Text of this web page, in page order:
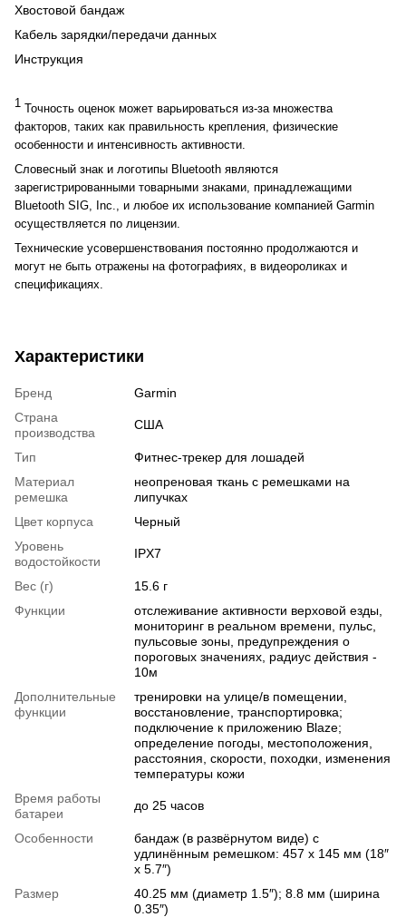
Хвостовой бандаж
Кабель зарядки/передачи данных
Инструкция
1 Точность оценок может варьироваться из-за множества
факторов, таких как правильность крепления, физические
особенности и интенсивность активности.
Словесный знак и логотипы Bluetooth являются
зарегистрированными товарными знаками, принадлежащими
Bluetooth SIG, Inc., и любое их использование компанией Garmin
осуществляется по лицензии.
Технические усовершенствования постоянно продолжаются и
могут не быть отражены на фотографиях, в видеороликах и
спецификациях.
Характеристики
Бренд
Garmin
Страна
производства
США
Тип
Фитнес-трекер для лошадей
Материал
ремешка
неопреновая ткань с ремешками на
липучках
Цвет корпуса
Черный
Уровень
водостойкости
IPX7
Вес (г)
15.6 г
Функции
отслеживание активности верховой езды,
мониторинг в реальном времени, пульс,
пульсовые зоны, предупреждения о
пороговых значениях, радиус действия -
10м
Дополнительные
функции
тренировки на улице/в помещении,
восстановление, транспортировка;
подключение к приложению Blaze;
определение погоды, местоположения,
расстояния, скорости, походки, изменения
температуры кожи
Время работы
батареи
до 25 часов
Особенности
бандаж (в развёрнутом виде) с
удлинённым ремешком: 457 x 145 мм (18″
x 5.7″)
Размер
40.25 мм (диаметр 1.5″); 8.8 мм (ширина
0.35″)